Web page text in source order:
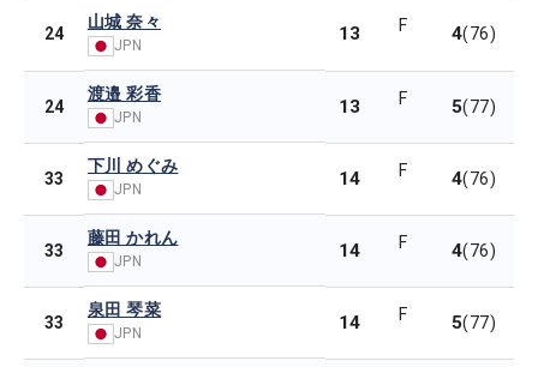
24
山城 奈々
JPN
13 F 4(76)
24
渡邉 彩香
JPN 13 F 5(77)
33
下川 めぐみ
JPN 14 F 4(76)
33
藤田 かれん
JPN 14 F 4(76)
33
泉田 琴菜
JPN 14 F 5(77)